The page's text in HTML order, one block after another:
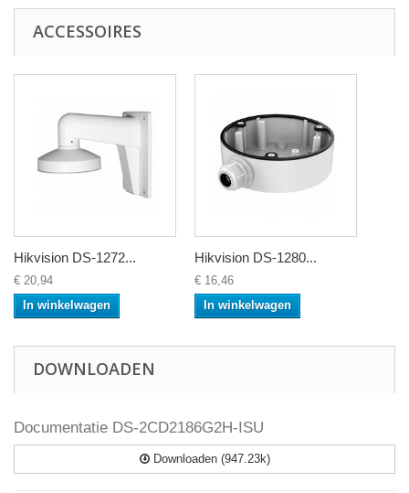
ACCESSOIRES
Hikvision DS-1272...
€ 20,94
In winkelwagen
Hikvision DS-1280...
€ 16,46
In winkelwagen
DOWNLOADEN
Documentatie DS-2CD2186G2H-ISU
Downloaden (947.23k)